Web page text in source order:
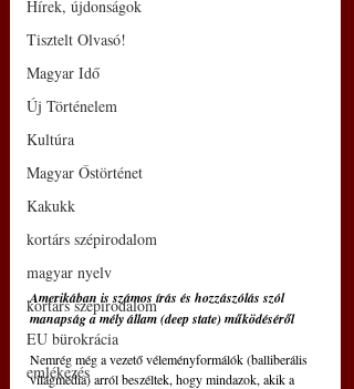
Hírek, újdonságok
Tisztelt Olvasó!
Magyar Idő
Új Történelem
Kultúra
Magyar Őstörténet
Kakukk
kortárs szépirodalom
magyar nyelv
kortárs szépirodalom
EU bürokrácia
emlékezés
Amerikában is számos írás és hozzászólás szól
manapság a mély állam (deep state) működéséről
Nemrég még a vezető véleményformálók (balliberális
világmédia) arról beszéltek, hogy mindazok, akik a